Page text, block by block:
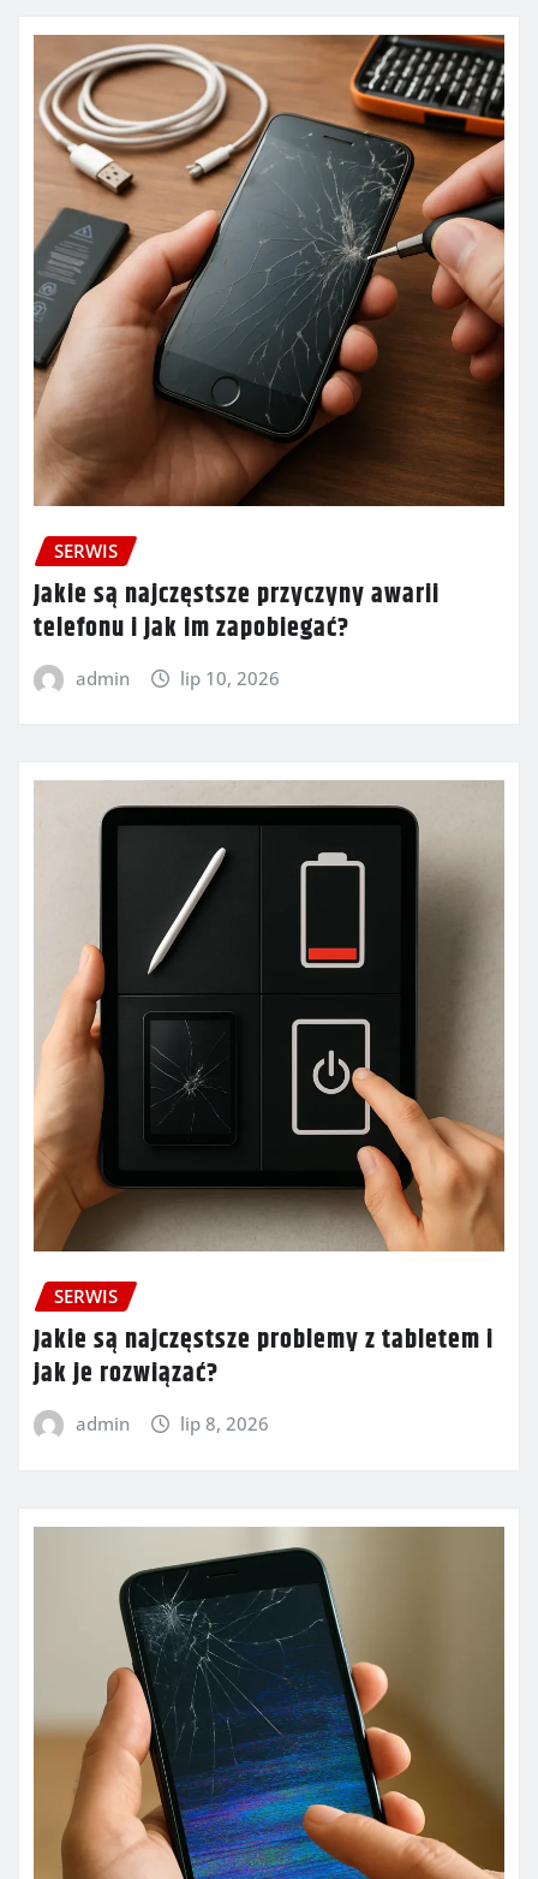
SERWIS
Jakie są najczęstsze przyczyny awarii
telefonu i jak im zapobiegać?
admin lip 10, 2026
SERWIS
Jakie są najczęstsze problemy z tabletem i
jak je rozwiązać?
admin lip 8, 2026